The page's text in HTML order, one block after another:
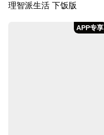
理智派生活 下饭版
APP专享